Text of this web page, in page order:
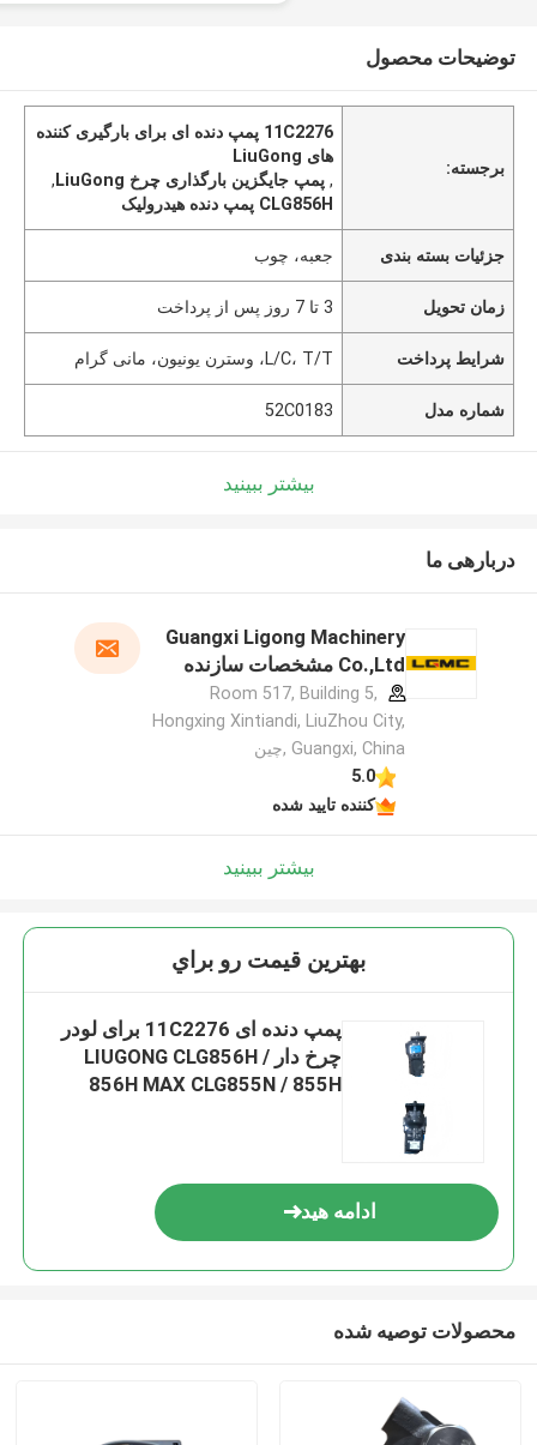
توضیحات محصول
برجسته:
11C2276 پمپ دنده ای برای بارگیری کننده
های LiuGong
,پمپ جایگزین بارگذاری چرخ LiuGong
,
CLG856H پمپ دنده هیدرولیک
جزئیات بسته بندی جعبه، چوب
زمان تحویل 3 تا 7 روز پس از پرداخت
شرایط پرداخت L/C، T/T، وسترن یونیون، مانی گرام
شماره مدل 52C0183
بیشتر ببینید
دربارهی ما
Guangxi Ligong Machinery
Co.,Ltd مشخصات سازنده
Room 517, Building 5,
Hongxing Xintiandi, LiuZhou City,
Guangxi, China ,چین
5.0
کننده تایید شده
بیشتر ببینید
بهترين قيمت رو براي
پمپ دنده ای 11C2276 برای لودر
چرخ دار LIUGONG CLG856H /
856H MAX CLG855N / 855H
ادامه هید
محصولات توصیه شده